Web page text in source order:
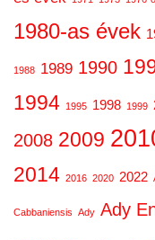
1980-as évek
1988 1989 1990
1994 1995 1998 1999
2008 2009
2014 2016 2020 2022
Cabbaniensis Ady Ady